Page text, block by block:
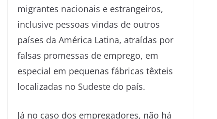
migrantes nacionais e estrangeiros,
inclusive pessoas vindas de outros
países da América Latina, atraídas por
falsas promessas de emprego, em
especial em pequenas fábricas têxteis
localizadas no Sudeste do país.
Já no caso dos empregadores, não há